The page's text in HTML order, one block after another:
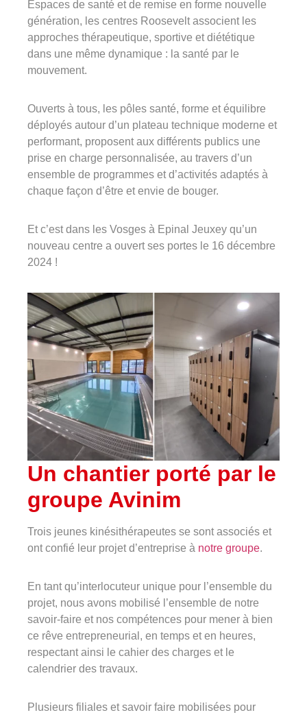
03 29 22 30 00
Lundi au vendredi ( 8h00 – 17h00 )
Avinim Construction
Lundi au vendredi ( 8h00 – 17h00 )
Espaces de santé et de remise en forme nouvelle
génération, les centres Roosevelt associent les
approches thérapeutique, sportive et diététique
dans une même dynamique : la santé par le
mouvement.
Ouverts à tous, les pôles santé, forme et équilibre
déployés autour d’un plateau technique moderne et
performant, proposent aux différents publics une
prise en charge personnalisée, au travers d’un
ensemble de programmes et d’activités adaptés à
chaque façon d’être et envie de bouger.
Et c’est dans les Vosges à Epinal Jeuxey qu’un
nouveau centre a ouvert ses portes le 16 décembre
2024 !
Un chantier porté par le
groupe Avinim
Trois jeunes kinésithérapeutes se sont associés et
ont confié leur projet d’entreprise à notre groupe.
En tant qu’interlocuteur unique pour l’ensemble du
projet, nous avons mobilisé l’ensemble de notre
savoir-faire et nos compétences pour mener à bien
ce rêve entrepreneurial, en temps et en heures,
respectant ainsi le cahier des charges et le
calendrier des travaux.
Plusieurs filiales et savoir faire mobilisées pour